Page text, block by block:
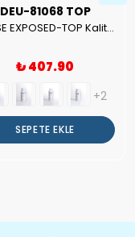
DEU-81068 TOP
| ROSE EXPOSED-TOP Kalite Unısex Parfüm Esansı.|
₺ 407.90
+2
SEPETE EKLE